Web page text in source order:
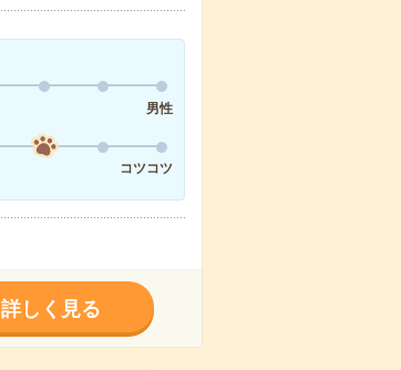
男性
コツコツ
詳しく見る